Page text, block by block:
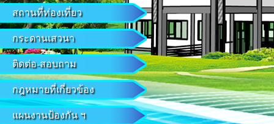
สถานที่ท่องเที่ยว
กระดานเสวนา
ติดต่อ-สอบถาม
กฎหมายที่เกี่ยวข้อง
แผนงานป้องกัน ฯ